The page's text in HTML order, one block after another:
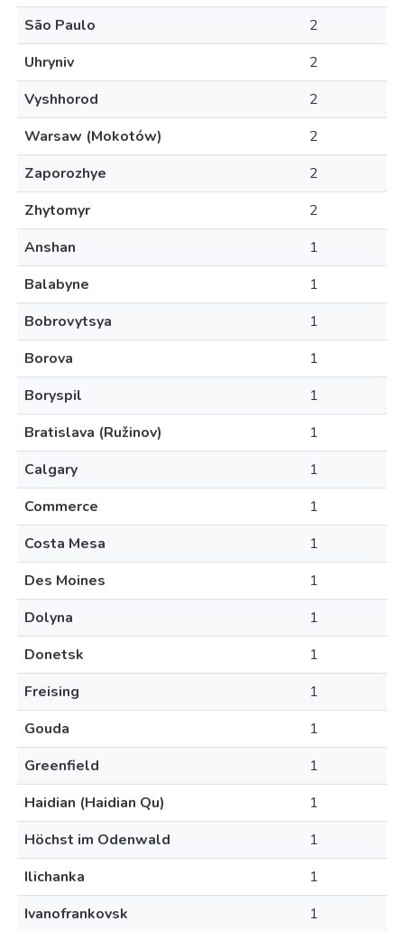
São Paulo
2
Uhryniv
2
Vyshhorod
2
Warsaw (Mokotów)
2
Zaporozhye
2
Zhytomyr
2
Anshan
1
Balabyne
1
Bobrovytsya
1
Borova
1
Boryspil
1
Bratislava (Ružinov)
1
Calgary
1
Commerce
1
Costa Mesa
1
Des Moines
1
Dolyna
1
Donetsk
1
Freising
1
Gouda
1
Greenfield
1
Haidian (Haidian Qu)
1
Höchst im Odenwald
1
Ilichanka
1
Ivanofrankovsk
1